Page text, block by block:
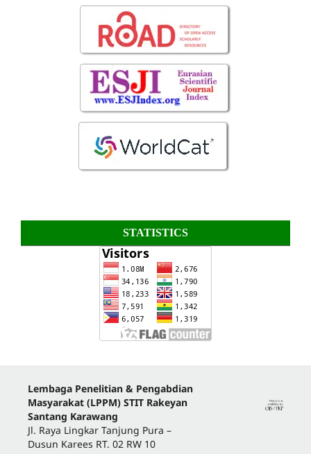
STATISTICS
Lembaga Penelitian & Pengabdian
Masyarakat (LPPM) STIT Rakeyan
Santang Karawang
Jl. Raya Lingkar Tanjung Pura –
Dusun Karees RT. 02 RW 10